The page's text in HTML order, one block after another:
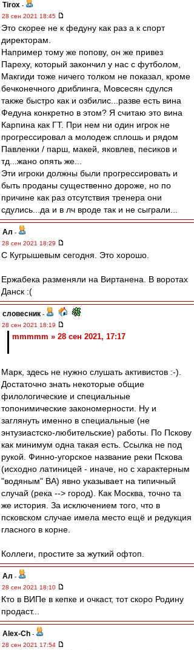
Tirox -
28 сен 2021 18:45
Это скорее не к федуну как раз а к спорт
директорам.
Например тому же попову, он же привез
Пареху, который закончил у нас с футболом,
Макгиди тоже ничего толком не показал, кроме
бечконечного дриблинга, Мовсесян сдулся
также быстро как и озбилис...разве есть вина
Федуна конкретно в этом? Я считаю это вина
Карпина как ГТ. При нем ни один игрок не
прогрессировал а молодеж сплошь и рядом
Павленки / парш, макей, яковлев, песиков и
тд...жано опять же...
Эти игроки должны были прогрессировать и
быть проданы существенно дороже, но по
причине как раз отсутствия тренера они
сдулись...да и в лч вроде так и не сыграли...
Ал -
28 сен 2021 18:29
С Кугрышевым сегодня. Это хорошо.
Ержабека разменяли на Виртанена. В воротах
Данск :(
словесник -
28 сен 2021 18:19
mmmmm » 28 сен 2021, 17:17
Марк, здесь не нужно слушать активистов :-).
Достаточно знать некоторые общие
филологические и специальные
топонимические закономерности. Ну и
заглянуть именно в специальные (не
энтузиастско-любительские) работы. По Пскову
как минимум одна такая есть. Ссылка не под
рукой. Финно-угорское название реки Пскова
(исходно латиницей - иначе, но с характерным
"водяным" ВА) явно указывает на типичный
случай (река --> город). Как Москва, точно та
же история. За исключением того, что в
псковском случае имела место ещё и редукция
гласного в корне.
Коллеги, простите за жуткий офтоп.
Ал -
28 сен 2021 18:10
Кто в ВИПе в кепке и очкаст, тот скоро Родину
продаст...
Alex-Ch -
28 сен 2021 17:54